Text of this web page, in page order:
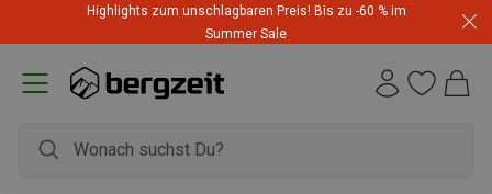
Highlights zum unschlagbaren Preis! Bis zu -60 % im
Summer Sale